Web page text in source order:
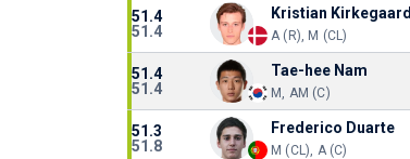
51.4
51.4
Kristian Kirkegaard
A (R), M (CL)
51.4
51.4
Tae-hee Nam
M, AM (C)
51.3
51.8
Frederico Duarte
M (CL), A (C)